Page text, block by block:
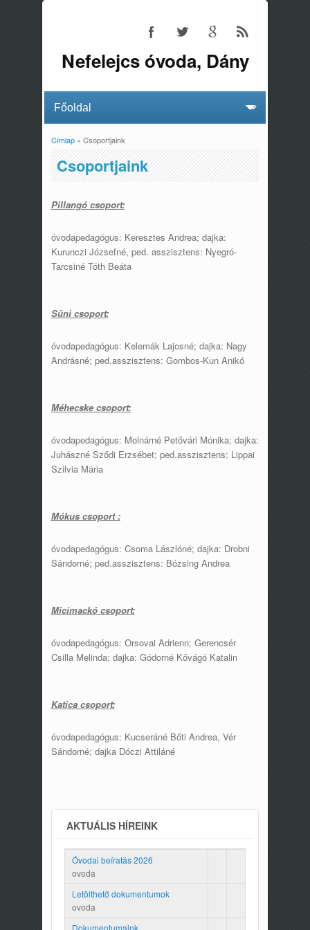
Nefelejcs óvoda, Dány
Jelenlegi hely
Címlap» Csoportjaink
Csoportjaink
Pillangó csoport:
óvodapedagógus: Keresztes Andrea; dajka:
Kurunczi Józsefné, ped. asszisztens: Nyegró-
Tarcsiné Tóth Beáta
Süni csoport:
óvodapedagógus: Kelemák Lajosné; dajka: Nagy
Andrásné; ped.asszisztens: Gombos-Kun Anikó
Méhecske csoport:
óvodapedagógus: Molnárné Petővári Mónika; dajka:
Juhászné Sződi Erzsébet; ped.asszisztens: Lippai
Szilvia Mária
Mókus csoport :
óvodapedagógus: Csoma Lászlóné; dajka: Drobni
Sándorné; ped.asszisztens: Bózsing Andrea
Micimackó csoport:
óvodapedagógus: Orsovai Adrienn; Gerencsér
Csilla Melinda; dajka: Gódorné Kővágó Katalin
Katica csoport:
óvodapedagógus: Kucseráné Bőti Andrea, Vér
Sándorné; dajka Dóczi Attiláné
AKTUÁLIS HÍREINK
Óvodai beíratás 2026
ovoda
Letölthető dokumentumok
ovoda
Dokumentumaink